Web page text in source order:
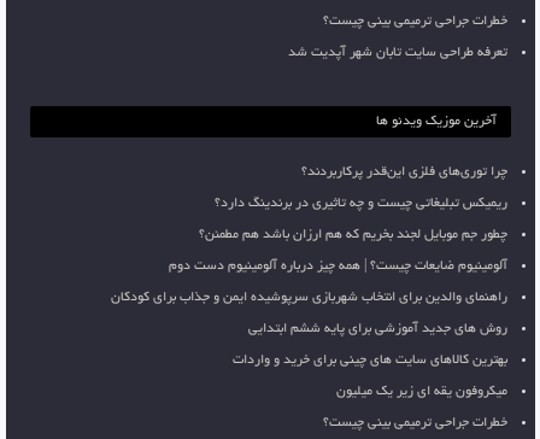
خطرات جراحی ترمیمی بینی چیست؟
تعرفه طراحی سایت تابان شهر آپدیت شد
آخرین موزیک ویدئو ها
چرا توری‌های فلزی این‌قدر پرکاربردند؟
ریمیکس تبلیغاتی چیست و چه تاثیری در برندینگ دارد؟
چطور جم موبایل لجند بخریم که هم ارزان باشد هم مطمئن؟
آلومینیوم ضایعات چیست؟ | همه چیز درباره آلومینیوم دست دوم
راهنمای والدین برای انتخاب شهربازی سرپوشیده ایمن و جذاب برای کودکان
روش های جدید آموزشی برای پایه ششم ابتدایی
بهترین کالاهای سایت های چینی برای خرید و واردات
میکروفون یقه ای زیر یک میلیون
خطرات جراحی ترمیمی بینی چیست؟